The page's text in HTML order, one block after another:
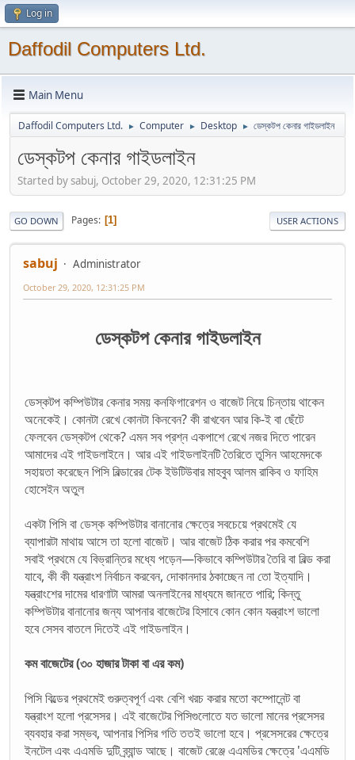
Log in
Daffodil Computers Ltd.
Main Menu
Daffodil Computers Ltd. ► Computer ► Desktop ► ডেস্কটপ কেনার গাইডলাইন
ডেস্কটপ কেনার গাইডলাইন
Started by sabuj, October 29, 2020, 12:31:25 PM
GO DOWN Pages 1 USER ACTIONS
sabuj Administrator
October 29, 2020, 12:31:25 PM
ডেস্কটপ কেনার গাইডলাইন
ডেস্কটপ কম্পিউটার কেনার সময় কনফিগারেশন ও বাজেট নিয়ে চিন্তায় থাকেন
অনেকেই। কোনটা রেখে কোনটা কিনবেন? কী রাখবেন আর কি-ই বা ছেঁটে
ফেলবেন ডেস্কটপ থেকে? এমন সব প্রশ্ন একপাশে রেখে নজর দিতে পারেন
আমাদের এই গাইডলাইনে। আর এই গাইডলাইনটি তৈরিতে তুসিন আহমেদকে
সহায়তা করেছেন পিসি বিল্ডারের টেক ইউটিউবার মাহবুব আলম রাকিব ও ফাহিম
হোসেইন অতুল
একটা পিসি বা ডেস্ক কম্পিউটার বানানোর ক্ষেত্রে সবচেয়ে প্রথমেই যে
ব্যাপারটা মাথায় আসে তা হলো বাজেট। আর বাজেট ঠিক করার পর কমবেশি
সবাই প্রথমে যে বিভ্রান্তির মধ্যে পড়েন—কিভাবে কম্পিউটার তৈরি বা বিল্ড করা
যাবে, কী কী যন্ত্রাংশ নির্বাচন করবেন, দোকানদার ঠকাচ্ছেন না তো ইত্যাদি।
যন্ত্রাংশের দামের ধারণাটা আমরা অনলাইনের মাধ্যমে জানতে পারি; কিন্তু
কম্পিউটার বানানোর জন্য আপনার বাজেটের হিসাবে কোন কোন যন্ত্রাংশ ভালো
হবে সেসব বাতলে দিতেই এই গাইডলাইন।
কম বাজেটের (৩০ হাজার টাকা বা এর কম)
পিসি বিল্ডের প্রথমেই গুরুত্বপূর্ণ এবং বেশি খরচ করার মতো কম্পোনেন্ট বা
যন্ত্রাংশ হলো প্রসেসর। এই বাজেটের পিসিগুলোতে যত ভালো মানের প্রসেসর
ব্যবহার করা সম্ভব, আপনার পিসির গতি ততই ভালো হবে। প্রসেসরের ক্ষেত্রে
ইনটেল এবং এএমডি দুটি ব্র্যান্ড আছে। বাজেট রেঞ্জে এএমডির ক্ষেত্রে 'এএমডি